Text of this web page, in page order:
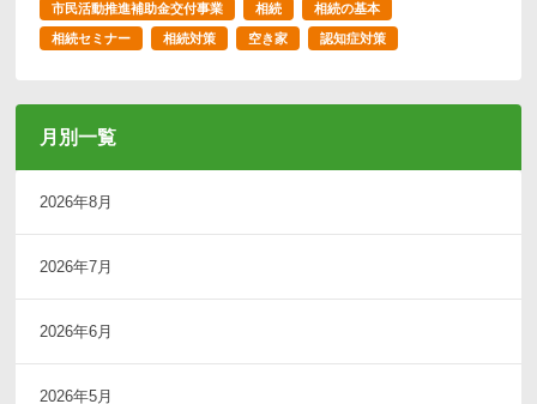
市民活動推進補助金交付事業 相続 相続の基本
相続セミナー 相続対策 空き家 認知症対策
月別一覧
2026年8月
2026年7月
2026年6月
2026年5月